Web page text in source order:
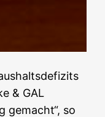
& GAL
gemacht“, so